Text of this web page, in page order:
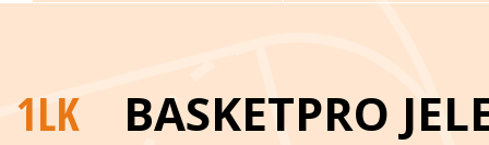
1LK BASKETPRO